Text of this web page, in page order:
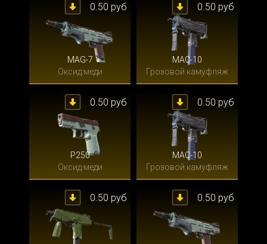
MAG-7
Оксид меди
0.50 руб
MAC-10
Грозовой камуфляж
0.50 руб
P250
Оксид меди
0.50 руб
MAC-10
Грозовой камуфляж
0.50 руб
0.50 руб 0.50 руб